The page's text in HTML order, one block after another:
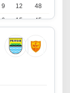
9 12
48
6 15
45
17
39